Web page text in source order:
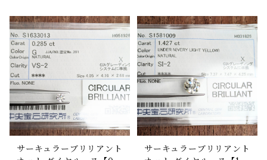
サーキュラーブリリアント
サーキュラーブリリアント